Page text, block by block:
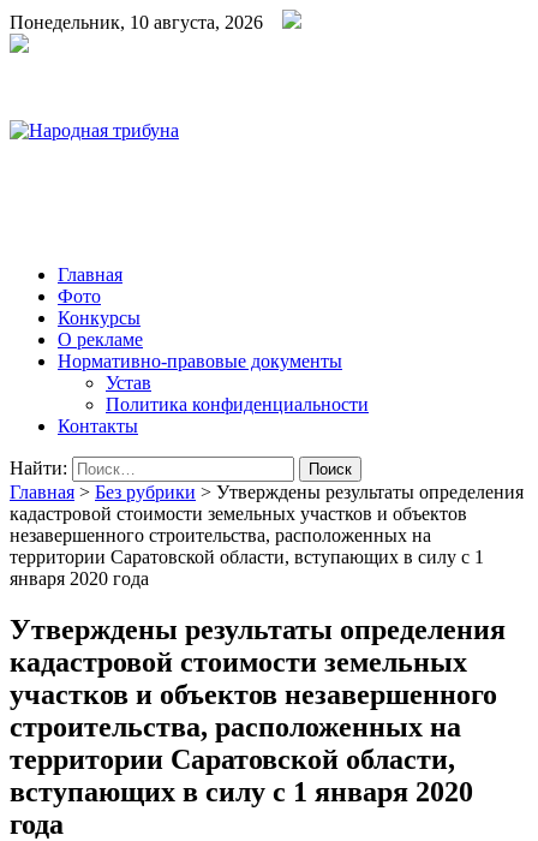
Понедельник, 10 августа, 2026
Главная
Фото
Конкурсы
О рекламе
Нормативно-правовые документы
Устав
Политика конфиденциальности
Контакты
Найти:
Главная > Без рубрики > Утверждены результаты определения
кадастровой стоимости земельных участков и объектов
незавершенного строительства, расположенных на
территории Саратовской области, вступающих в силу с 1
января 2020 года
Утверждены результаты определения
кадастровой стоимости земельных
участков и объектов незавершенного
строительства, расположенных на
территории Саратовской области,
вступающих в силу с 1 января 2020
года